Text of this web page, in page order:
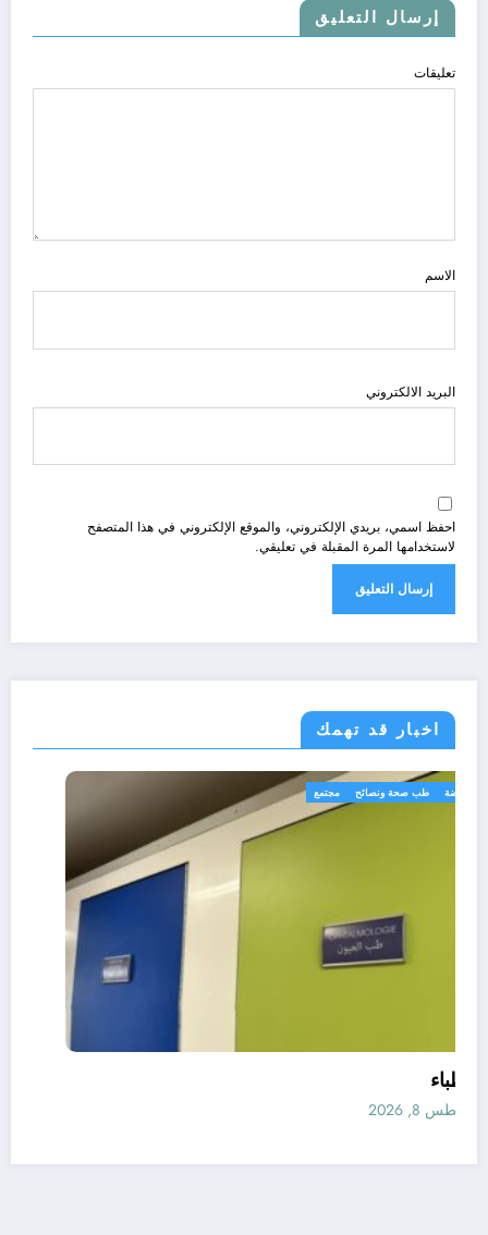
إرسال التعليق
تعليقات
الاسم
البريد الالكتروني
احفظ اسمي، بريدي الإلكتروني، والموقع الإلكتروني في هذا المتصفح
لاستخدامها المرة المقبلة في تعليقي.
اخبار قد تهمك
رياضة طب صحة ونصائح مجتمع
الأطباء
أغسطس 8, 2026